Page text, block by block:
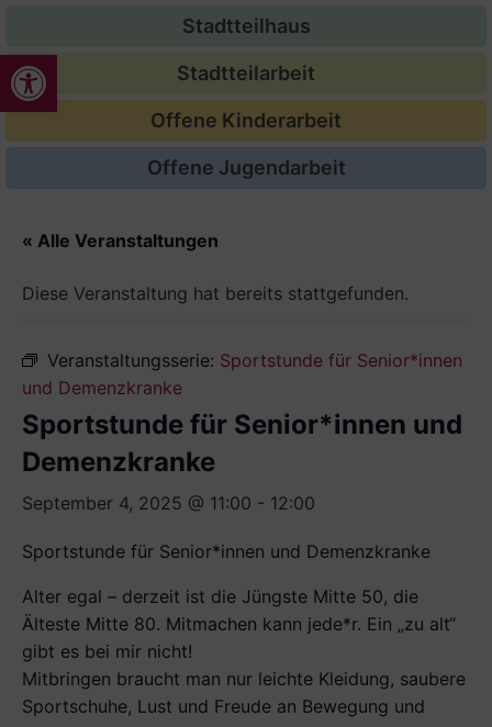
Werkzeugleiste öffnen
Stadtteilhaus
Stadtteilarbeit
Offene Kinderarbeit
Offene Jugendarbeit
« Alle Veranstaltungen
Diese Veranstaltung hat bereits stattgefunden.
Veranstaltungsserie: Sportstunde für Senior*innen
und Demenzkranke
Sportstunde für Senior*innen und
Demenzkranke
September 4, 2025 @ 11:00 - 12:00
Sportstunde für Senior*innen und Demenzkranke
Alter egal – derzeit ist die Jüngste Mitte 50, die
Älteste Mitte 80. Mitmachen kann jede*r. Ein „zu alt“
gibt es bei mir nicht!
Mitbringen braucht man nur leichte Kleidung, saubere
Sportschuhe, Lust und Freude an Bewegung und